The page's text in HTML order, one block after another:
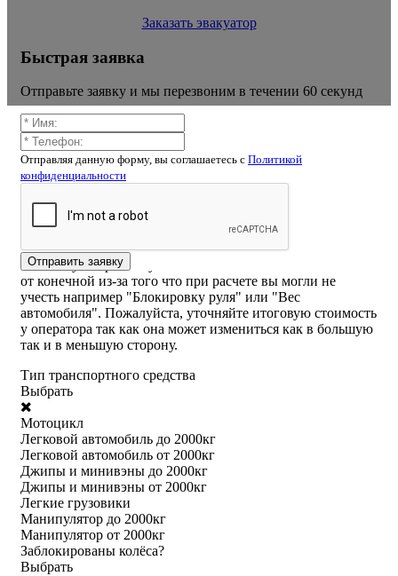
Заказать эвакуатор
Быстрая заявка
Отправьте заявку и мы перезвоним в течении 60 секунд
Отправляя данную форму, вы соглашаетесь c Политикой
конфиденциальности
Отправить заявку
Калькулятор расчёта стоимости
эвакуатора Майский, просека
ВНИМАНИЕ! Стоимость рассчитанная самостоятельно
на калькуляторе или указанная на сайте может отличаться
от конечной из-за того что при расчете вы могли не
учесть например "Блокировку руля" или "Вес
автомобиля". Пожалуйста, уточняйте итоговую стоимость
у оператора так как она может измениться как в большую
так и в меньшую сторону.
Тип транспортного средства
Выбрать
Мотоцикл
Легковой автомобиль до 2000кг
Легковой автомобиль от 2000кг
Джипы и минивэны до 2000кг
Джипы и минивэны от 2000кг
Легкие грузовики
Манипулятор до 2000кг
Манипулятор от 2000кг
Заблокированы колёса?
Выбрать